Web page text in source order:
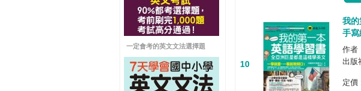
一定會考的英文文法選擇題
10
我的
手寫
作者
出版
定價